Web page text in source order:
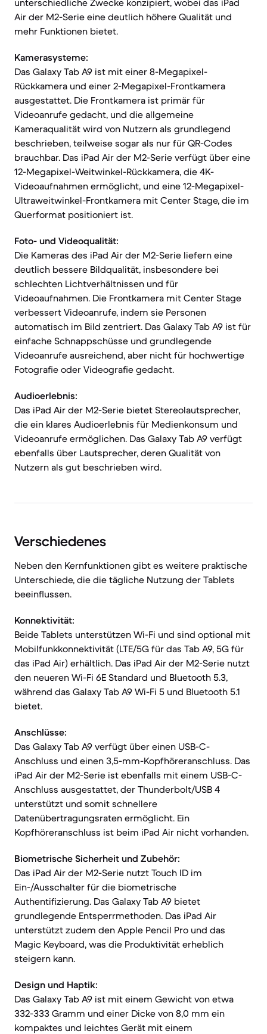
unterschiedliche Zwecke konzipiert, wobei das iPad
Air der M2-Serie eine deutlich höhere Qualität und
mehr Funktionen bietet.
Kamerasysteme:
Das Galaxy Tab A9 ist mit einer 8-Megapixel-
Rückkamera und einer 2-Megapixel-Frontkamera
ausgestattet. Die Frontkamera ist primär für
Videoanrufe gedacht, und die allgemeine
Kameraqualität wird von Nutzern als grundlegend
beschrieben, teilweise sogar als nur für QR-Codes
brauchbar. Das iPad Air der M2-Serie verfügt über eine
12-Megapixel-Weitwinkel-Rückkamera, die 4K-
Videoaufnahmen ermöglicht, und eine 12-Megapixel-
Ultraweitwinkel-Frontkamera mit Center Stage, die im
Querformat positioniert ist.
Foto- und Videoqualität:
Die Kameras des iPad Air der M2-Serie liefern eine
deutlich bessere Bildqualität, insbesondere bei
schlechten Lichtverhältnissen und für
Videoaufnahmen. Die Frontkamera mit Center Stage
verbessert Videoanrufe, indem sie Personen
automatisch im Bild zentriert. Das Galaxy Tab A9 ist für
einfache Schnappschüsse und grundlegende
Videoanrufe ausreichend, aber nicht für hochwertige
Fotografie oder Videografie gedacht.
Audioerlebnis:
Das iPad Air der M2-Serie bietet Stereolautsprecher,
die ein klares Audioerlebnis für Medienkonsum und
Videoanrufe ermöglichen. Das Galaxy Tab A9 verfügt
ebenfalls über Lautsprecher, deren Qualität von
Nutzern als gut beschrieben wird.
Verschiedenes
Neben den Kernfunktionen gibt es weitere praktische
Unterschiede, die die tägliche Nutzung der Tablets
beeinflussen.
Konnektivität:
Beide Tablets unterstützen Wi-Fi und sind optional mit
Mobilfunkkonnektivität (LTE/5G für das Tab A9, 5G für
das iPad Air) erhältlich. Das iPad Air der M2-Serie nutzt
den neueren Wi-Fi 6E Standard und Bluetooth 5.3,
während das Galaxy Tab A9 Wi-Fi 5 und Bluetooth 5.1
bietet.
Anschlüsse:
Das Galaxy Tab A9 verfügt über einen USB-C-
Anschluss und einen 3,5-mm-Kopfhöreranschluss. Das
iPad Air der M2-Serie ist ebenfalls mit einem USB-C-
Anschluss ausgestattet, der Thunderbolt/USB 4
unterstützt und somit schnellere
Datenübertragungsraten ermöglicht. Ein
Kopfhöreranschluss ist beim iPad Air nicht vorhanden.
Biometrische Sicherheit und Zubehör:
Das iPad Air der M2-Serie nutzt Touch ID im
Ein-/Ausschalter für die biometrische
Authentifizierung. Das Galaxy Tab A9 bietet
grundlegende Entsperrmethoden. Das iPad Air
unterstützt zudem den Apple Pencil Pro und das
Magic Keyboard, was die Produktivität erheblich
steigern kann.
Design und Haptik:
Das Galaxy Tab A9 ist mit einem Gewicht von etwa
332-333 Gramm und einer Dicke von 8,0 mm ein
kompaktes und leichtes Gerät mit einem